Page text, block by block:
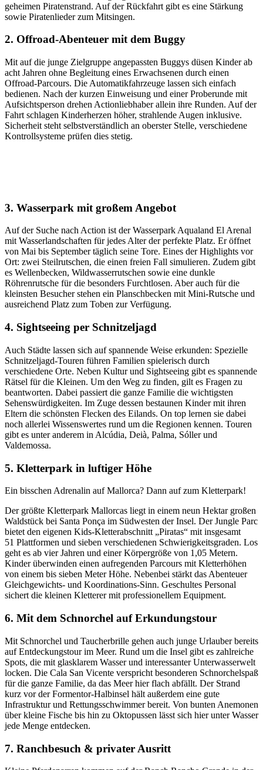
geheimen Piratenstrand. Auf der Rückfahrt gibt es eine Stärkung
sowie Piratenlieder zum Mitsingen.
2. Offroad-Abenteuer mit dem Buggy
Mit auf die junge Zielgruppe angepassten Buggys düsen Kinder ab
acht Jahren ohne Begleitung eines Erwachsenen durch einen
Offroad-Parcours. Die Automatikfahrzeuge lassen sich einfach
bedienen. Nach der kurzen Einweisung und einer Proberunde mit
Aufsichtsperson drehen Actionliebhaber allein ihre Runden. Auf der
Fahrt schlagen Kinderherzen höher, strahlende Augen inklusive.
Sicherheit steht selbstverständlich an oberster Stelle, verschiedene
Kontrollsysteme prüfen dies stetig.
3. Wasserpark mit großem Angebot
Auf der Suche nach Action ist der Wasserpark Aqualand El Arenal
mit Wasserlandschaften für jedes Alter der perfekte Platz. Er öffnet
von Mai bis September täglich seine Tore. Eines der Highlights vor
Ort: zwei Steilrutschen, die einen freien Fall simulieren. Zudem gibt
es Wellenbecken, Wildwasserrutschen sowie eine dunkle
Röhrenrutsche für die besonders Furchtlosen. Aber auch für die
kleinsten Besucher stehen ein Planschbecken mit Mini-Rutsche und
ausreichend Platz zum Toben zur Verfügung.
4. Sightseeing per Schnitzeljagd
Auch Städte lassen sich auf spannende Weise erkunden: Spezielle
Schnitzeljagd-Touren führen Familien spielerisch durch
verschiedene Orte. Neben Kultur und Sightseeing gibt es spannende
Rätsel für die Kleinen. Um den Weg zu finden, gilt es Fragen zu
beantworten. Dabei passiert die ganze Familie die wichtigsten
Sehenswürdigkeiten. Im Zuge dessen bestaunen Kinder mit ihren
Eltern die schönsten Flecken des Eilands. On top lernen sie dabei
noch allerlei Wissenswertes rund um die Regionen kennen. Touren
gibt es unter anderem in Alcúdia, Deià, Palma, Sóller und
Valdemossa.
5. Kletterpark in luftiger Höhe
Ein bisschen Adrenalin auf Mallorca? Dann auf zum Kletterpark!
Der größte Kletterpark Mallorcas liegt in einem neun Hektar großen
Waldstück bei Santa Ponça im Südwesten der Insel. Der Jungle Parc
bietet den eigenen Kids-Kletterabschnitt „Piratas“ mit insgesamt
51 Plattformen und sieben verschiedenen Schwierigkeitsgraden. Los
geht es ab vier Jahren und einer Körpergröße von 1,05 Metern.
Kinder überwinden einen aufregenden Parcours mit Kletterhöhen
von einem bis sieben Meter Höhe. Nebenbei stärkt das Abenteuer
Gleichgewichts- und Koordinations-Sinn. Geschultes Personal
sichert die kleinen Kletterer mit professionellem Equipment.
6. Mit dem Schnorchel auf Erkundungstour
Mit Schnorchel und Taucherbrille gehen auch junge Urlauber bereits
auf Entdeckungstour im Meer. Rund um die Insel gibt es zahlreiche
Spots, die mit glasklarem Wasser und interessanter Unterwasserwelt
locken. Die Cala San Vicente verspricht besonderen Schnorchelspaß
für die ganze Familie, da das Meer hier flach abfällt. Der Strand
kurz vor der Formentor-Halbinsel hält außerdem eine gute
Infrastruktur und Rettungsschwimmer bereit. Von bunten Anemonen
über kleine Fische bis hin zu Oktopussen lässt sich hier unter Wasser
jede Menge entdecken.
7. Ranchbesuch & privater Ausritt